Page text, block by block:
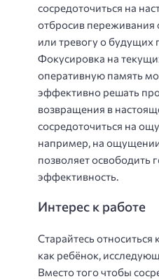
сосредоточиться на
отбросив
или тревогу о будущих
Фокусировка на
оперативную память
эффективно решать
возвращения в
сосредоточиться на
например, на
позволяет освободить
эффективность.
Интерес к работе
Старайтесь относиться
как ребёнок,
Вместо того чтобы